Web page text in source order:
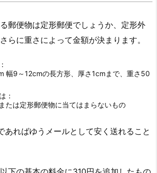
郵便物は定形郵便でしょうか、定形外
らに重さによって金額が決まります。
幅9～12cmの長方形、厚さ1cmまで、重さ50
：
たは定形郵便物に当てはまらないもの
あればゆうメールとして安く送れること